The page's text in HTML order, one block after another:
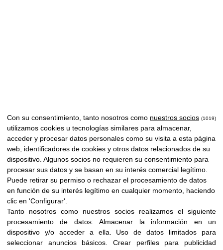
El optimismo de Viktor
Con su consentimiento, tanto nosotros como nuestros socios (1019)
utilizamos cookies u tecnologías similares para almacenar,
acceder y procesar datos personales como su visita a esta página
web, identificadores de cookies y otros datos relacionados de su
dispositivo. Algunos socios no requieren su consentimiento para
procesar sus datos y se basan en su interés comercial legítimo.
Puede retirar su permiso o rechazar el procesamiento de datos
en función de su interés legítimo en cualquier momento, haciendo
clic en 'Configurar'.
Tanto nosotros como nuestros socios realizamos el siguiente
procesamiento de datos:Almacenar la información en un
dispositivo y/o acceder a ella
Uso de datos limitados para
seleccionar anuncios básicos .Crear perfiles para publicidad